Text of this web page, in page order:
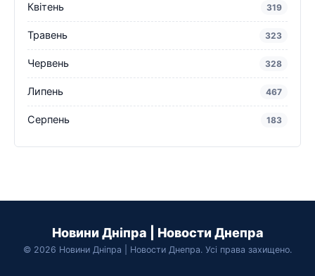
Квітень 319
Травень 323
Червень 328
Липень 467
Серпень 183
Новини Дніпра | Новости Днепра
© 2026 Новини Дніпра | Новости Днепра. Усі права захищено.